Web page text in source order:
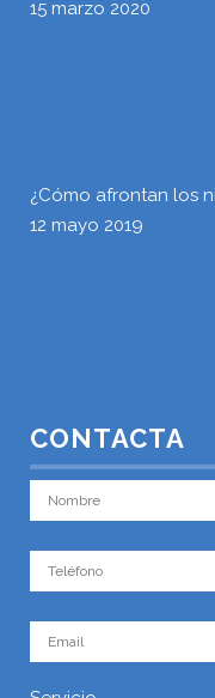
15 marzo 2020
¿Cómo afrontan los
12 mayo 2019
CONTACTA